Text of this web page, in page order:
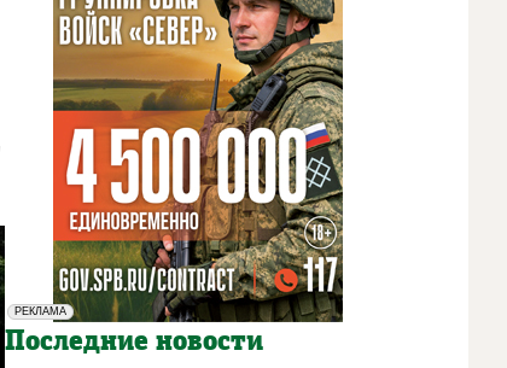
РЕКЛАМА
Социальная реклама
Последние новости